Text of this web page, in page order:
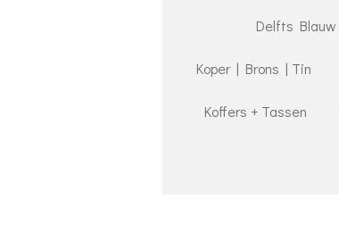
Delfts Blauw
Koper | Brons | Tin
Koffers + Tassen